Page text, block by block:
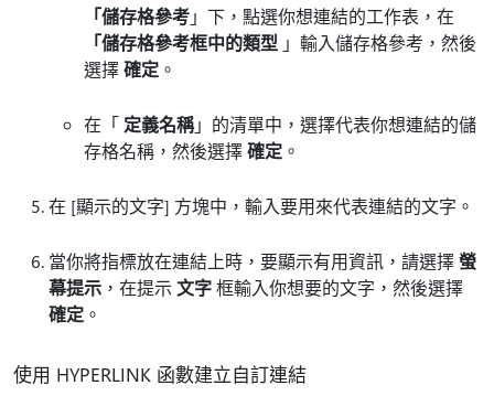
「儲存格參考」下，點選你想連結的工作表，在
「儲存格參考框中的類型 」輸入儲存格參考，然後
選擇確定 。
在「 定義名稱」的清單中，選擇代表你想連結的儲
存格名稱，然後選擇確定 。
在 [顯示的文字] 方塊中，輸入要用來代表連結的文字。
當你將指標放在連結上時，要顯示有用資訊，請選擇螢
幕提示 ，在提示 文字框輸入你想要的文字，然後選擇
確定 。
使用 HYPERLINK 函數建立自訂連結